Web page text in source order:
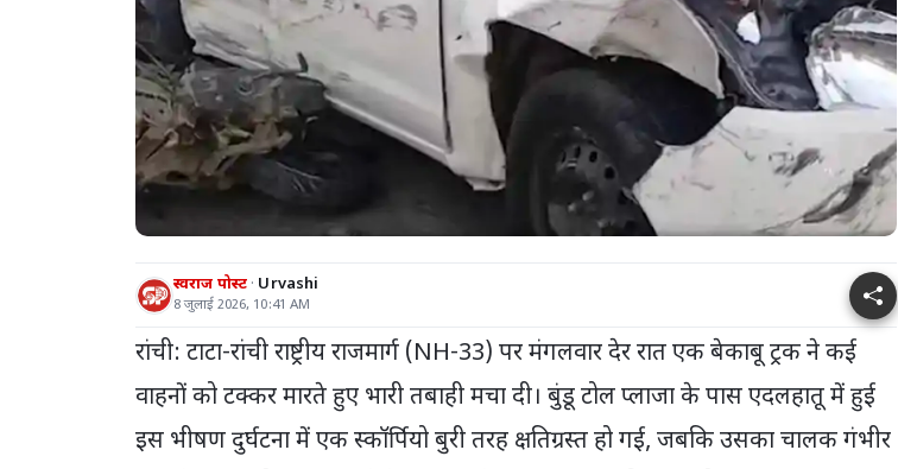
स्वराज पोस्ट Urvashi
8 जुलाई 2026, 10:41 AM
रांची: टाटा-रांची राष्ट्रीय राजमार्ग (NH-33) पर मंगलवार देर रात एक बेकाबू ट्रक ने कई
वाहनों को टक्कर मारते हुए भारी तबाही मचा दी। बुंडू टोल प्लाजा के पास एदलहातू में हुई
इस भीषण दुर्घटना में एक स्कॉर्पियो बुरी तरह क्षतिग्रस्त हो गई, जबकि उसका चालक गंभीर